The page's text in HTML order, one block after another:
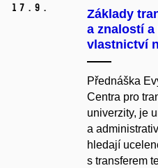
17. 9.
Základy
a znalostí
vlastnictví
Přednáška
Centra pro
univerzity, je
a
hledají
s transferem